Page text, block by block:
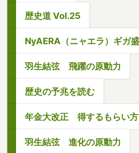
歴史道 Vol.25
NyAERA（ニャエラ）ギガ
羽生結弦 飛躍の原動力
歴史の予兆を読む
年金大改正 得するもらい
羽生結弦 進化の原動力